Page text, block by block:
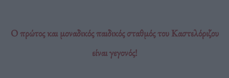
O πρώτος και μοναδικός παιδικός σταθμός του Καστελόριζου
είναι γεγονός!